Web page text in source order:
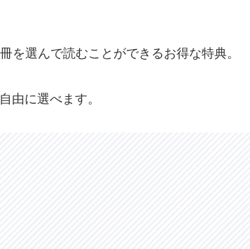
を選んで読むことができるお得な特典。
由に選べます。